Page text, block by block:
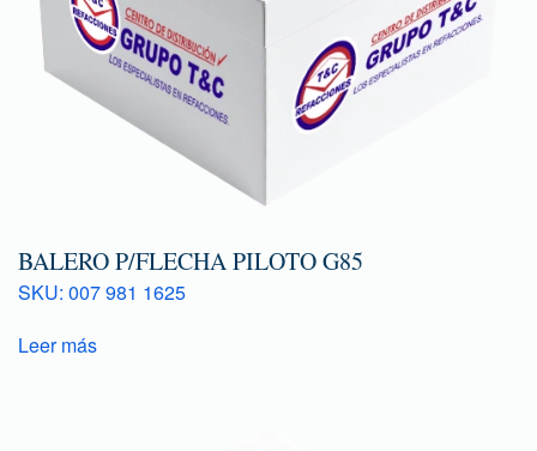
BALERO P/FLECHA PILOTO G85
SKU: 007 981 1625
Leer más